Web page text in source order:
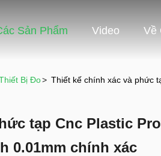
Sản Phẩm Video Về
Bị Đo> Thiết kế chính xác và phức
tạp Cnc Plastic
0.01mm chính xác